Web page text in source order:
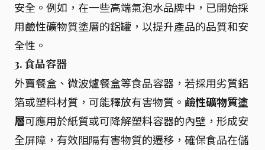
安全。例如，在一些高端氣泡水品牌中，已開始採
用鹼性礦物質塗層的鋁罐，以提升產品的品質和安
全性。
3. 食品容器
外賣餐盒、微波爐餐盒等食品容器，若採用劣質鋁
箔或塑料材質，可能釋放有害物質。 鹼性礦物質塗
層可應用於紙質或可降解塑料容器的內壁，形成安
全屏障，有效阻隔有害物質的遷移，確保食品在儲